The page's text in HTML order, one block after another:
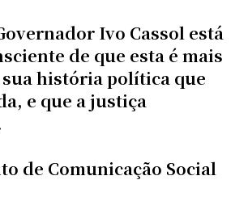
Ivo Cassol está
de que esta é mais
sua história política que
e que a justiça
de Comunicação Social